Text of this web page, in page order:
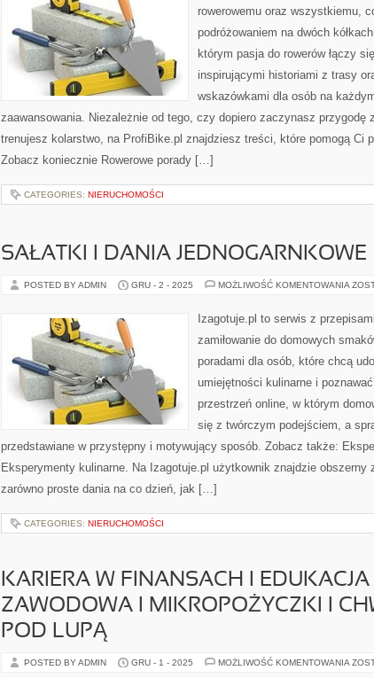
rowerowemu oraz wszystkiemu,
podróżowaniem na dwóch
którym pasja do rowerów łączy
inspirującymi historiami z trasy
wskazówkami dla osób na
zaawansowania. Niezależnie od tego, czy dopiero zaczynasz przygodę
trenujesz kolarstwo, na ProfiBike.pl znajdziesz treści, które pomogą Ci
Zobacz koniecznie Rowerowe porady […]
CATEGORIES: NIERUCHOMOŚCI
SAŁATKI I DANIA JEDNOGARNKOWE
POSTED BY ADMIN GRU - 2 - 2025 MOŻLIWOŚĆ KOMENTOWANIA
Izagotuje.pl to serwis z
zamiłowanie do domowych
poradami dla osób, które chcą
umiejętności kulinarne i
przestrzeń online, w którym
się z twórczym podejściem, a
przedstawiane w przystępny i motywujący sposób. Zobacz także:
Eksperymenty kulinarne. Na Izagotuje.pl użytkownik znajdzie obszerny
zarówno proste dania na co dzień, jak […]
CATEGORIES: NIERUCHOMOŚCI
KARIERA W FINANSACH I EDUKACJA
ZAWODOWA I MIKROPOŻYCZKI I
POD LUPĄ
POSTED BY ADMIN GRU - 1 - 2025 MOŻLIWOŚĆ KOMENTOWANIA